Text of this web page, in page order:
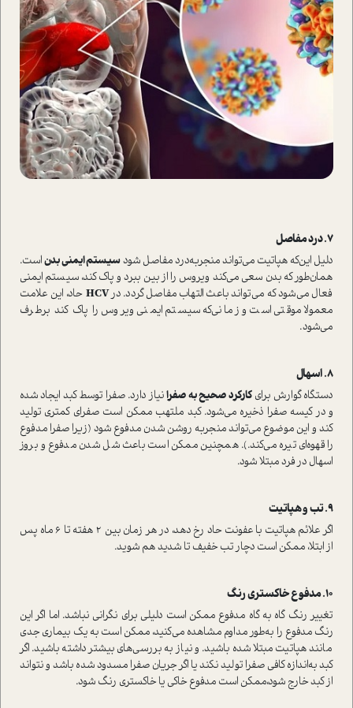
دلیل این‌که هپاتیت می‌تواند منجر‌به‌درد مفاصل شودسیستم ایمنی بدنا‌ست.
همان‌طور که بدن سعی می‌کند ویروس را از بین ببرد و پاک کند، سیستم ایمنی
فعال می‌شود که می‌تواند باعث التهاب مفاصل گردد. درHCV حاد، این علامت
معمولا موقتی ا‌ست و زمانی‌که سیستم ایمنی ویروس را پاک کند برطرف
می‌شود.
دستگاه گوارش برایکارکرد صحیح به صفرانیاز دارد. صفرا توسط کبد ایجاد شده
و در کیسه صفرا ذخیره می‌شود. کبد ملتهب ممکن ا‌ست صفرای کمتری تولید
کند و این موضوع می‌تواند منجر‌به روشن شدن مدفوع شود (زیرا صفرا مدفوع
را قهوه‌ای تیره می‌کند.). همچنین ممکن ا‌ست باعث شل شدن مدفوع و بروز
اسهال در فرد مبتلا شود.
اگر علائم هپاتیت با عفونت حاد رخ دهد، در هر زمان بین ۲ هفته تا ۶ ماه پس
از ابتلا، ممکن ا‌ست دچار تب خفیف تا شدید هم شوید.
تغییر رنگ گاه به گاه مدفوع ممکن ا‌ست دلیلی برای نگرانی نباشد. اما اگر این
رنگ مدفوع را به‌طور مداوم مشاهده می‌کنید، ممکن ا‌ست به یک بیماری جدی
مانند هپاتیت مبتلا شده باشید. و نیاز به بررسی‌های بیشتر داشته باشید. اگر
کبد به‌اندازه کافی صفرا تولید نکند یا اگر جریان صفرا مسدود شده باشد و نتواند
از کبد خارج شود،ممکن ا‌ست مدفوع خاکی یا خاکستری رنگ شود.